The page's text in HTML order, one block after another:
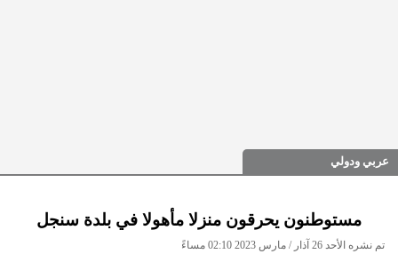
عربي ودولي
مستوطنون يحرقون منزلا مأهولا في بلدة سنجل
تم نشره الأحد 26 آذار / مارس 2023 02:10 مساءً